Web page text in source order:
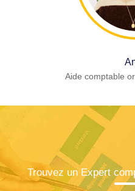
Aide comptable
Trouvez un Expert